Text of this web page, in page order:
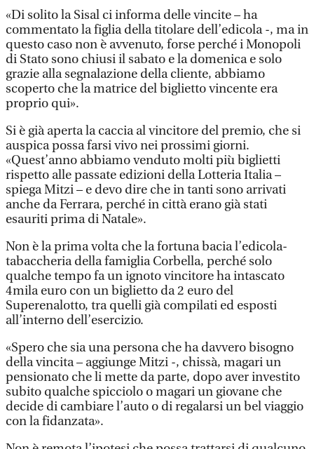
«Di solito la Sisal ci informa delle vincite – ha
commentato la figlia della titolare dell’edicola -, ma in
questo caso non è avvenuto, forse perché i Monopoli
di Stato sono chiusi il sabato e la domenica e solo
grazie alla segnalazione della cliente, abbiamo
scoperto che la matrice del biglietto vincente era
proprio qui».
Si è già aperta la caccia al vincitore del premio, che si
auspica possa farsi vivo nei prossimi giorni.
«Quest’anno abbiamo venduto molti più biglietti
rispetto alle passate edizioni della Lotteria Italia –
spiega Mitzi – e devo dire che in tanti sono arrivati
anche da Ferrara, perché in città erano già stati
esauriti prima di Natale».
Non è la prima volta che la fortuna bacia l’edicola-
tabaccheria della famiglia Corbella, perché solo
qualche tempo fa un ignoto vincitore ha intascato
4mila euro con un biglietto da 2 euro del
Superenalotto, tra quelli già compilati ed esposti
all’interno dell’esercizio.
«Spero che sia una persona che ha davvero bisogno
della vincita – aggiunge Mitzi -, chissà, magari un
pensionato che li mette da parte, dopo aver investito
subito qualche spicciolo o magari un giovane che
decide di cambiare l’auto o di regalarsi un bel viaggio
con la fidanzata».